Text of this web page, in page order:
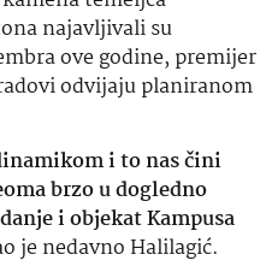
najavljivali su
ove godine, premijer
odvijaju planiranom
i to nas čini
brzo u dogledno
i objekat Kampusa
je nedavno Halilagić.